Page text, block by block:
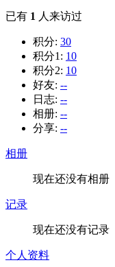
已有 1 人来访过
积分: 30
积分1: 10
积分2: 10
好友: --
日志: --
相册: --
分享: --
相册
现在还没有相册
记录
现在还没有记录
个人资料